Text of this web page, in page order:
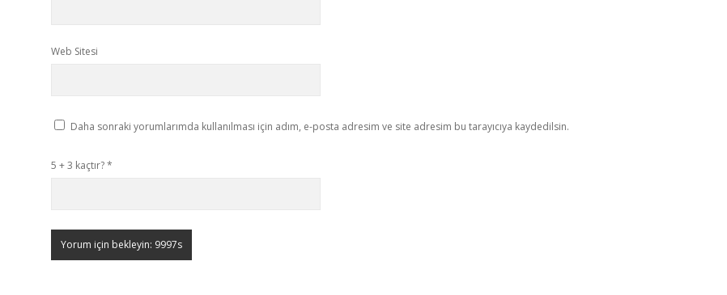
Web Sitesi
Daha sonraki yorumlarımda kullanılması için adım, e-posta adresim ve site adresim bu tarayıcıya kaydedilsin.
5 + 3 kaçtır?*